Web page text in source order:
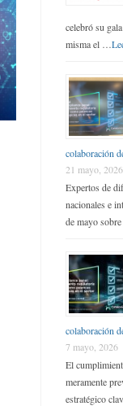
celebró su
misma el …
colaboración
21 mayo, 2026
Expertos de
nacionales e
de mayo
colaboración
7 mayo, 2026
El
meramente
estratégico